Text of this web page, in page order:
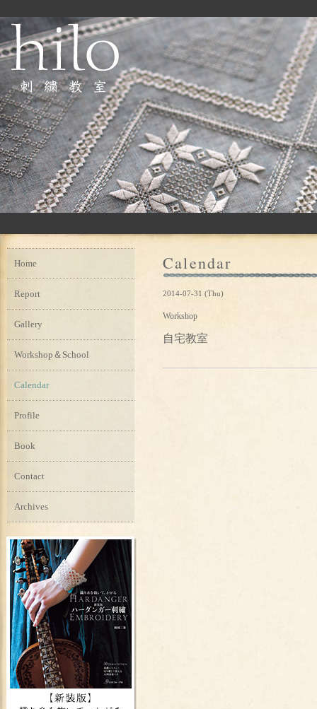
Calendar
2014-07-31 (Thu)
Workshop
自宅教室
Home
Report
Gallery
Workshop＆School
Calendar
Profile
Book
Contact
Archives